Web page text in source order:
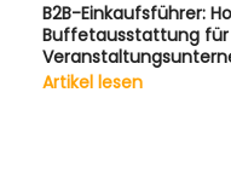
B2B-Einkaufsführer:
Buffetausstattung
Artikel lesen